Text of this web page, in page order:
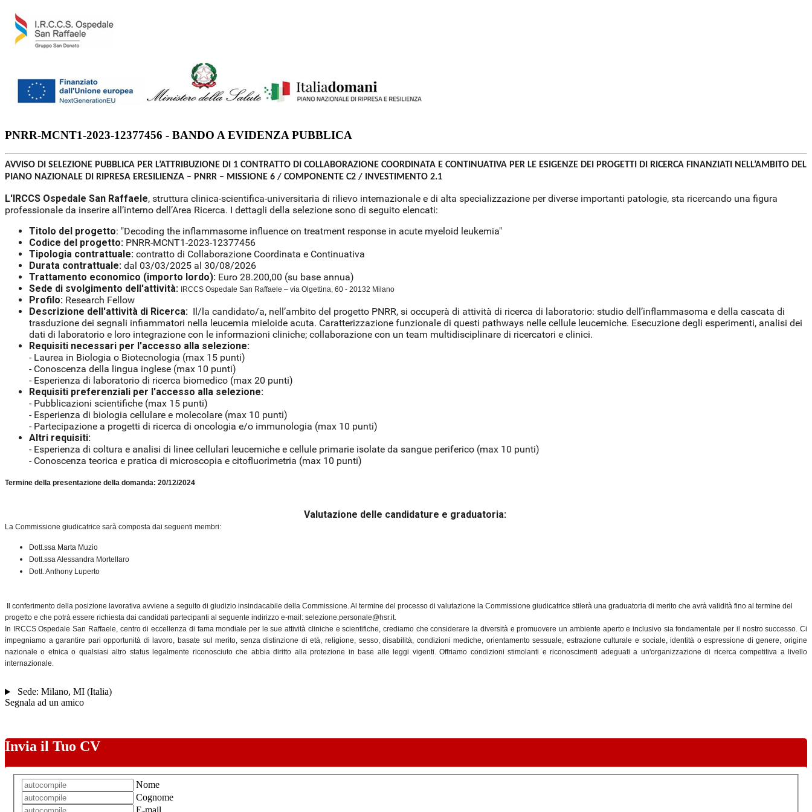
PNRR-MCNT1-2023-12377456 - BANDO A EVIDENZA PUBBLICA
AVVISO DI SELEZIONE PUBBLICA PER L’ATTRIBUZIONE DI 1 CONTRATTO DI COLLABORAZIONE COORDINATA E CONTINUATIVA PER LE ESIGENZE DEI PROGETTI DI RICERCA FINANZIATI NELL’AMBITO DEL
PIANO NAZIONALE DI RIPRESA ERESILIENZA – PNRR – MISSIONE 6 / COMPONENTE C2 / INVESTIMENTO 2.1
L'IRCCS Ospedale San Raffaele, struttura clinica-scientifica-universitaria di rilievo internazionale e di alta specializzazione per diverse importanti patologie, sta ricercando una figura
professionale da inserire all’interno dell’Area Ricerca. I dettagli della selezione sono di seguito elencati:
Titolo del progetto: "Decoding the inflammasome influence on treatment response in acute myeloid leukemia"
Codice del progetto: PNRR-MCNT1-2023-12377456
Tipologia contrattuale: contratto di Collaborazione Coordinata e Continuativa
Durata contrattuale: dal 03/03/2025 al 30/08/2026
Trattamento economico (importo lordo): Euro 28.200,00 (su base annua)
Sede di svolgimento dell'attività:
IRCCS Ospedale San Raffaele – via Olgettina, 60 - 20132 Milano
Profilo: Research Fellow
Descrizione dell'attività di Ricerca: Il/la candidato/a, nell’ambito del progetto PNRR, si occuperà di attività di ricerca di laboratorio: studio dell’inflammasoma e della cascata di
trasduzione dei segnali infiammatori nella leucemia mieloide acuta. Caratterizzazione funzionale di questi pathways nelle cellule leucemiche. Esecuzione degli esperimenti, analisi dei
dati di laboratorio e loro integrazione con le informazioni cliniche; collaborazione con un team multidisciplinare di ricercatori e clinici.
Requisiti necessari per l'accesso alla selezione:
- Laurea in Biologia o Biotecnologia (max 15 punti)
- Conoscenza della lingua inglese (max 10 punti)
- Esperienza di laboratorio di ricerca biomedico (max 20 punti)
Requisiti preferenziali per l'accesso alla selezione:
- Pubblicazioni scientifiche (max 15 punti)
- Esperienza di biologia cellulare e molecolare (max 10 punti)
- Partecipazione a progetti di ricerca di oncologia e/o immunologia (max 10 punti)
Altri requisiti:
- Esperienza di coltura e analisi di linee cellulari leucemiche e cellule primarie isolate da sangue periferico (max 10 punti)
- Conoscenza teorica e pratica di microscopia e citofluorimetria (max 10 punti)
Termine della presentazione della domanda: 20/12/2024
Valutazione delle candidature e graduatoria:
La Commissione giudicatrice sarà composta dai seguenti membri:
Dott.ssa Marta Muzio
Dott.ssa Alessandra Mortellaro
Dott. Anthony Luperto
Il conferimento della posizione lavorativa avviene a seguito di giudizio insindacabile della Commissione. Al termine del processo di valutazione la Commissione giudicatrice stilerà una graduatoria di merito che avrà validità fino al termine del
progetto e che potrà essere richiesta dai candidati partecipanti al seguente indirizzo e-mail: selezione.personale@hsr.it.
In IRCCS Ospedale San Raffaele, centro di eccellenza di fama mondiale per le sue attività cliniche e scientifiche, crediamo che considerare la diversità e promuovere un ambiente aperto e inclusivo sia fondamentale per il nostro successo. Ci
impegniamo a garantire pari opportunità di lavoro, basate sul merito, senza distinzione di età, religione, sesso, disabilità, condizioni mediche, orientamento sessuale, estrazione culturale e sociale, identità o espressione di genere, origine
nazionale o etnica o qualsiasi altro status legalmente riconosciuto che abbia diritto alla protezione in base alle leggi vigenti. Offriamo condizioni stimolanti e riconoscimenti adeguati a un'organizzazione di ricerca competitiva a livello
internazionale.
Sede: Milano, MI(Italia)
Segnala ad un amico
Invia il Tuo CV
Nome
Cognome
E-mail